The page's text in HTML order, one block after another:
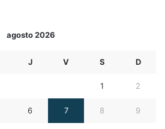
agosto 2026
J V S D
1 2
6 7 8 9